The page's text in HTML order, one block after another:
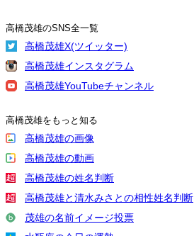
高橋茂雄のSNS全一覧
高橋茂雄X(ツイッター)
高橋茂雄インスタグラム
高橋茂雄YouTubeチャンネル
高橋茂雄をもっと知る
高橋茂雄の画像
高橋茂雄の動画
高橋茂雄の姓名判断
高橋茂雄と清水みさとの相性姓名判断
茂雄の名前イメージ投票